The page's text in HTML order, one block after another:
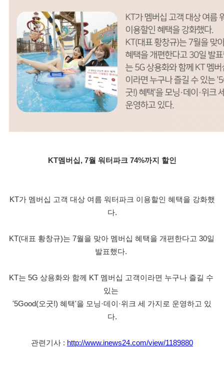
KT멤버십, 7월 워터파크 74%까지 할인
KT가 멤버십 고객 대상 여름 워터파크 이용할인 혜택을 강화했
다.
KT(대표 황창규)는 7월을 맞아 멤버십 혜택을 개편한다고 30일
발표했다.
KT는 5G 상용화와 함께 KT 멤버십 고객이라면 누구나 즐길 수
있는
'5Good(오굿!) 혜택'을 모닝·데이·위크 세 가지로 운영하고 있
다.
관련기사 : http://www.inews24.com/view/1189880